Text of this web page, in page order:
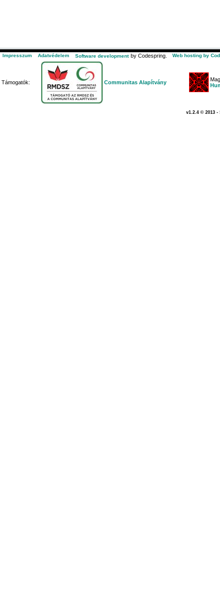
Impresszum Adatvédelem Software development by Codespring. Web hosting by
Támogatók: Communitas Alapítvány
v1.2.4 © 2013